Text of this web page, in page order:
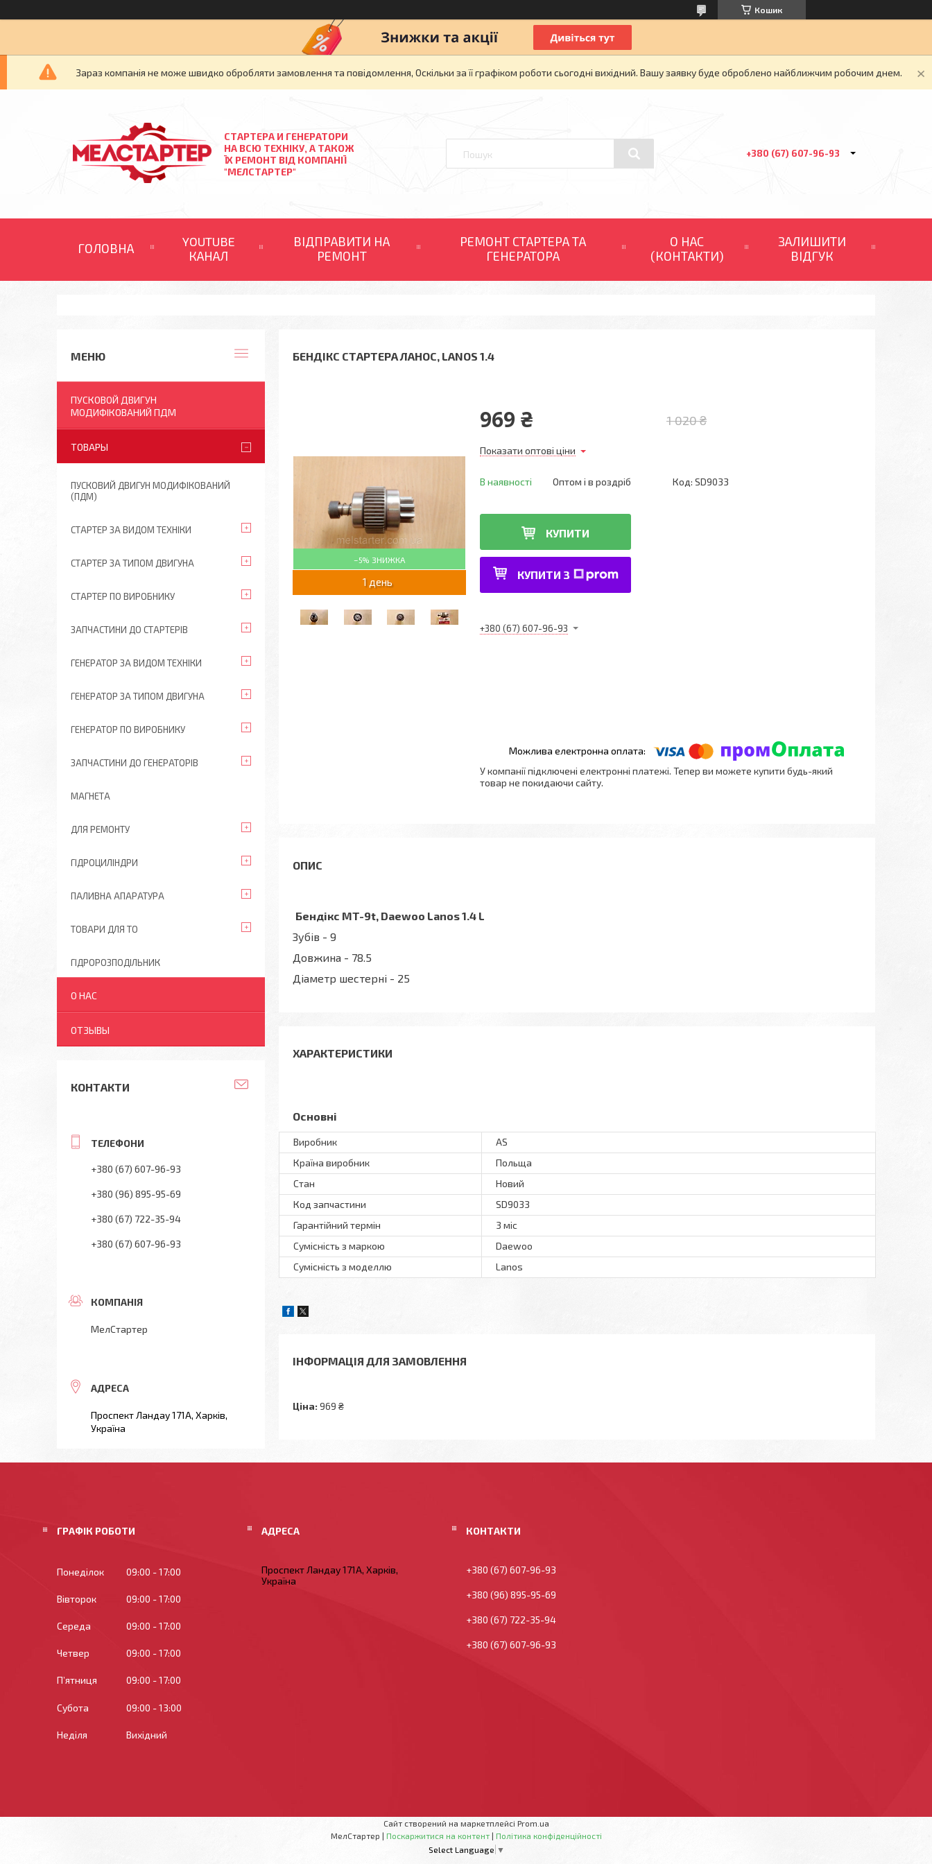
Кошик
Зараз компанія не може швидко обробляти замовлення та повідомлення, Оскільки за її графіком роботи сьогодні вихідний. Вашу заявку буде оброблено найближчим робочим днем.
СТАРТЕРА И ГЕНЕРАТОРИ
НА ВСЮ ТЕХНІКУ, А ТАКОЖ
ЇХ РЕМОНТ ВІД КОМПАНІЇ
"МЕЛСТАРТЕР"
+380 (67) 607-96-93
ГОЛОВНА
YOUTUBE
КАНАЛ
ВІДПРАВИТИ НА
РЕМОНТ
РЕМОНТ СТАРТЕРА ТА
ГЕНЕРАТОРА
О НАС
(КОНТАКТИ)
ЗАЛИШИТИ
ВІДГУК
БЕНДІКС СТАРТЕРА ЛАНОС, LANOS 1.4
–5%
1 день
1 020 ₴
969 ₴
Показати оптові ціни
В наявності Оптом і в роздріб Код: SD9033
КУПИТИ
КУПИТИ З
+380 (67) 607-96-93
У компанії підключені електронні платежі. Тепер ви можете купити будь-який
товар не покидаючи сайту.
Бендікс MT-9t, Daewoo Lanos 1.4 L
Зубів - 9
Довжина - 78.5
Діаметр шестерні - 25
ХАРАКТЕРИСТИКИ
Основні
Виробник
AS
Країна виробник
Польща
Стан
Новий
Код запчастини
SD9033
Гарантійний термін
3 міс
Сумісність з маркою
Daewoo
Сумісність з моделлю
Lanos
ІНФОРМАЦІЯ ДЛЯ ЗАМОВЛЕННЯ
Ціна: 969 ₴
ПУСКОВОЙ ДВИГУН
МОДИФІКОВАНИЙ ПДМ
ТОВАРЫ
ПУСКОВИЙ ДВИГУН МОДИФІКОВАНИЙ
(ПДМ)
СТАРТЕР ЗА ВИДОМ ТЕХНІКИ
СТАРТЕР ЗА ТИПОМ ДВИГУНА
СТАРТЕР ПО ВИРОБНИКУ
ЗАПЧАСТИНИ ДО СТАРТЕРІВ
ГЕНЕРАТОР ЗА ВИДОМ ТЕХНІКИ
ГЕНЕРАТОР ЗА ТИПОМ ДВИГУНА
ГЕНЕРАТОР ПО ВИРОБНИКУ
ЗАПЧАСТИНИ ДО ГЕНЕРАТОРІВ
МАГНЕТА
ДЛЯ РЕМОНТУ
ГІДРОЦИЛІНДРИ
ПАЛИВНА АПАРАТУРА
ТОВАРИ ДЛЯ ТО
ГІДРОРОЗПОДІЛЬНИК
О НАС
ОТЗЫВЫ
КОНТАКТИ
+380 (67) 607-96-93
+380 (96) 895-95-69
+380 (67) 722-35-94
+380 (67) 607-96-93
МелСтартер
Проспект Ландау 171А, Харків,
Україна
ГРАФІК РОБОТИ
Понеділок 09:00 17:00
Вівторок 09:00 17:00
Середа 09:00 17:00
Четвер 09:00 17:00
Пʼятниця 09:00 17:00
Субота 09:00 13:00
Неділя Вихідний
Проспект Ландау 171А, Харків,
Україна
+380 (67) 607-96-93
+380 (96) 895-95-69
+380 (67) 722-35-94
+380 (67) 607-96-93
Сайт створений на маркетплейсі Prom.ua
МелСтартер | Поскаржитися на контент | Політика конфіденційності
Select Language ▼